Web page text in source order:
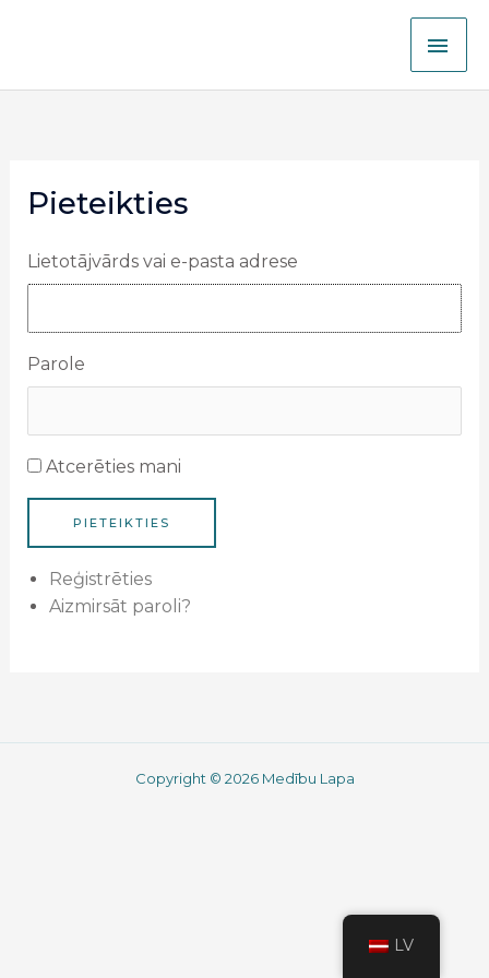
pie
Pieteikties
Lietotājvārds vai e-pasta adrese
Parole
Atcerēties mani
PIETEIKTIES
Reģistrēties
Aizmirsāt paroli?
Copyright © 2026 Medību Lapa
LV